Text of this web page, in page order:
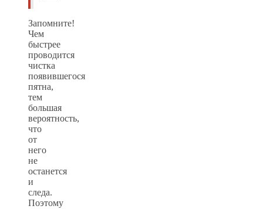
Запомните!
Чем
быстрее
проводится
чистка
появившегося
пятна,
тем
большая
вероятность,
что
от
него
не
останется
и
следа.
Поэтому